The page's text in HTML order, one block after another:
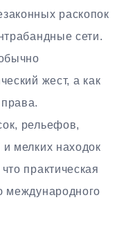
раскопок
сети.
жест, а как
рельефов,
мелких находок
практическая
международного